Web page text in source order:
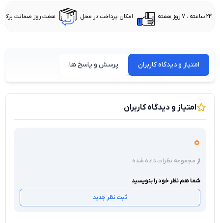
24 ساعته ، 7 روز هفته امکان پرداخت در محل هفت روز ضمانت
امتیاز و دیدگاه کاربران پرسش و پاسخ ها
امتیاز و دیدگاه کاربران
0
از مجموعه نظرات داده شده
شما هم نظر خود را بنویسید
ثبت نظر جدید